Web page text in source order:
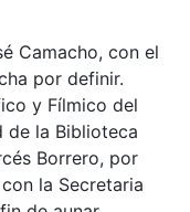
Camacho, con el
por definir.
y Fílmico del
de la Biblioteca
Borrero, por
la Secretaria